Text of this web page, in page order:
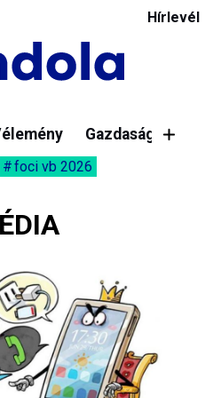
Hírlevél
Gazdaság
foci vb 2026